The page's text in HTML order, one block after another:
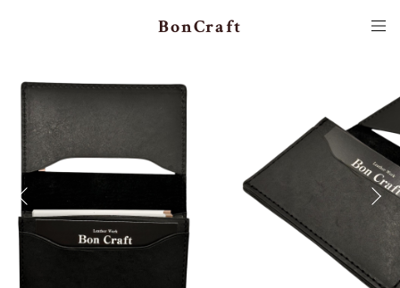
BonCraft